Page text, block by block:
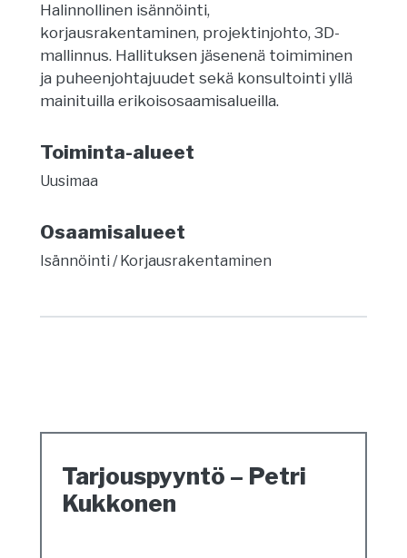
Halinnollinen isännöinti,
korjausrakentaminen, projektinjohto, 3D-
mallinnus. Hallituksen jäsenenä toimiminen
ja puheenjohtajuudet sekä konsultointi yllä
mainituilla erikoisosaamisalueilla.
Toiminta-alueet
Uusimaa
Osaamisalueet
Isännöinti Korjausrakentaminen
Tarjouspyyntö – Petri
Kukkonen